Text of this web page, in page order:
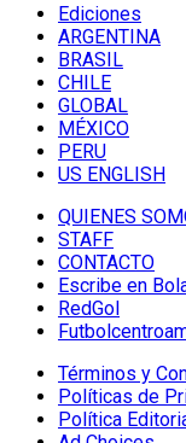
Ediciones
ARGENTINA
BRASIL
CHILE
GLOBAL
MÉXICO
PERU
US ENGLISH
QUIENES
STAFF
CONTACTO
Escribe en
RedGol
Términos y
Políticas de
Política